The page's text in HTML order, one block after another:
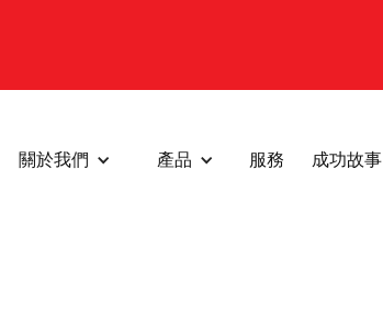
關於我們 產品 服務 成功故事